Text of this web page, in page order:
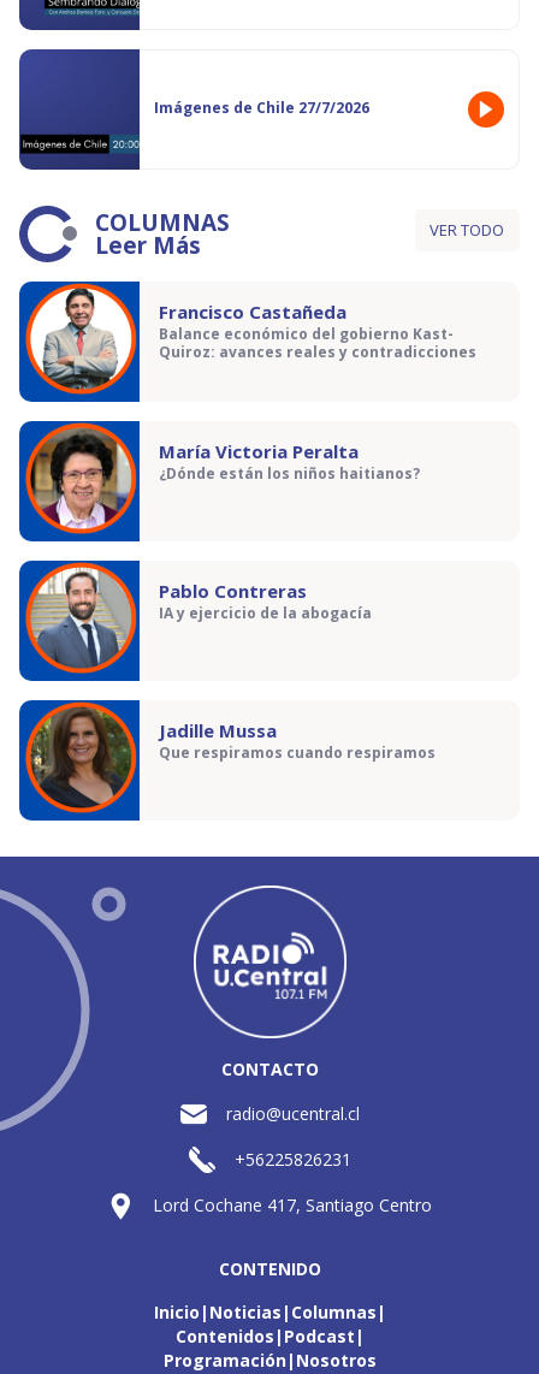
Imágenes de Chile 27/7/2026
COLUMNAS
Leer Más VER TODO
Francisco Castañeda
Balance económico del gobierno Kast-
Quiroz: avances reales y contradicciones
María Victoria Peralta
¿Dónde están los niños haitianos?
Pablo Contreras
IA y ejercicio de la abogacía
Jadille Mussa
Que respiramos cuando respiramos
CONTACTO
radio@ucentral.cl
+56225826231
Lord Cochane 417, Santiago Centro
CONTENIDO
Inicio Noticias Columnas
Contenidos Podcast
Programación Nosotros